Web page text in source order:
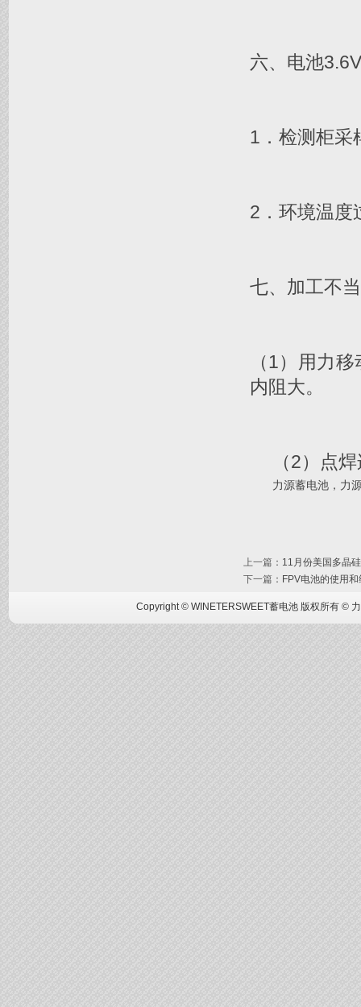
六、电池
1．检测柜采
2．环境温度
七、加工不
（1）用力
内阻大。
（2）点
力源蓄电池， 力
上一篇 ： 11月份美国多晶
下一篇 ： FPV电池的使用和
Copyright © WINETERSWEET蓄电池 版权所有 ©